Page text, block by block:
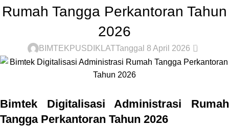
Rumah Tangga Perkantoran Tahun
2026
BIMTEKPUSDIKLATTanggal 8 April 2026 0
Bimtek Digitalisasi Administrasi Rumah
Tangga Perkantoran Tahun 2026